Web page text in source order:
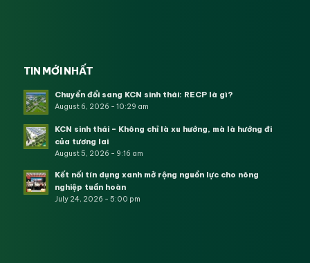
TIN MỚI NHẤT
Chuyển đổi sang KCN sinh thái: RECP là gì?
August 6, 2026 - 10:29 am
KCN sinh thái – Không chỉ là xu hướng, mà là hướng đi
của tương lai
August 5, 2026 - 9:16 am
Kết nối tín dụng xanh mở rộng nguồn lực cho nông
nghiệp tuần hoàn
July 24, 2026 - 5:00 pm